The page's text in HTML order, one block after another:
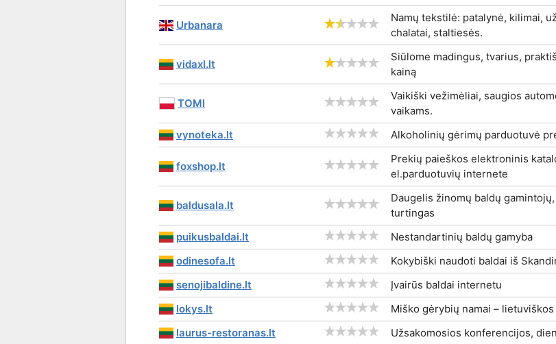
Urbanara
Namų tekstilė: patalynė, kilimai,
chalatai, staltiesės.
vidaxl.lt
Siūlome madingus, tvarius,
kainą
TOMI
Vaikiški vežimėliai, saugios
vaikams.
vynoteka.lt
Alkoholinių gėrimų parduotuvė
foxshop.lt
Prekių paieškos elektroninis
el.parduotuvių internete
baldusala.lt
Daugelis žinomų baldų
turtingas
puikusbaldai.lt
Nestandartinių baldų gamyba
odinesofa.lt
Kokybiški naudoti baldai iš
senojibaldine.lt
Įvairūs baldai internetu
lokys.lt
Miško gėrybių namai –
laurus-restoranas.lt
Užsakomosios konferencijos,